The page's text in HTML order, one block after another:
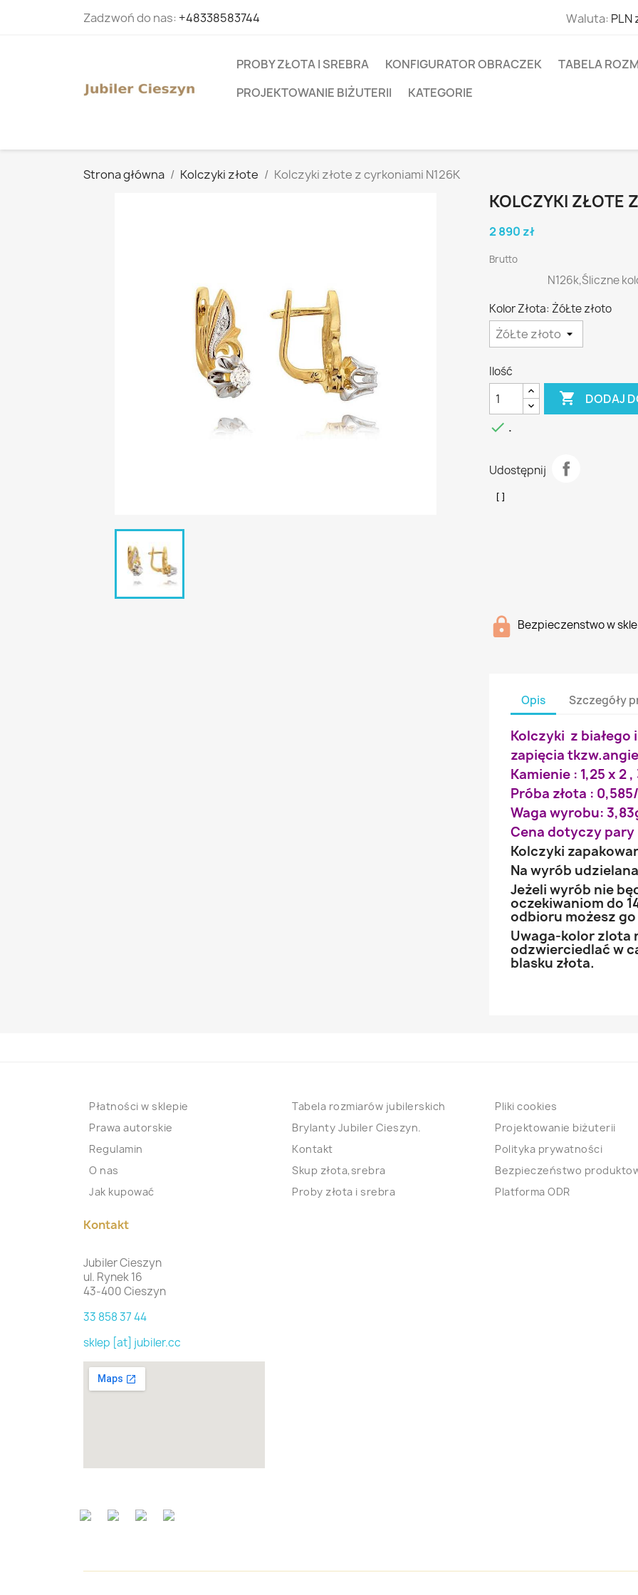
Zadzwoń do nas: +48338583744 Waluta: PLN
PROBY ZŁOTA I SREBRA KONFIGURATOR OBRACZEK
TABELA
PROJEKTOWANIE BIŻUTERII
KATEGORIE
Strona główna Kolczyki złote Kolczyki złote z cyrkoniami N126K
KOLCZYKI ZŁOTE
2 890 zł
Brutto
N126k,Śliczne
Kolor Złota: ŻóŁte złoto
Ilość
 DODAJ
 .
Udostępnij
Bezpieczenstwo w
Opis Szczegóły
Kolczyki z białego
zapięcia
Kamienie : 1,25 x 2
Próba złota :
Waga wyrobu:
Cena dotyczy
Kolczyki
Na wyrób
Jeżeli wyrób nie
oczekiwaniom do
odbioru możesz
Uwaga-kolor zlota
odzwierciedlać w
blasku złota.
Płatności w sklepie
Prawa autorskie
Regulamin
O nas
Jak kupować
Tabela rozmiarów jubilerskich
Brylanty Jubiler Cieszyn.
Kontakt
Skup złota,srebra
Proby złota i srebra
Pliki cookies
Projektowanie biżuterii
Polityka prywatności
Bezpieczeństwo
Platforma ODR
Kontakt
Jubiler Cieszyn
ul. Rynek 16
43-400 Cieszyn
33 858 37 44
sklep [at] jubiler.cc